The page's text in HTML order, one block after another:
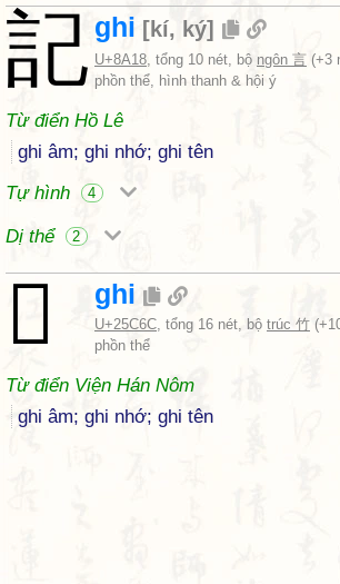
記 ghi [kí, ký]
U+8A18, tổng 10 nét, bộ ngôn 言 (+3
phồn thể, hình thanh & hội ý
Từ điển Hồ Lê
ghi âm; ghi nhớ; ghi tên
Tự hình
4
Dị thể 2
𥱬 ghi
U+25C6C, tổng 16 nét, bộ trúc 竹
phồn thể
Từ điển Viện Hán Nôm
ghi âm; ghi nhớ; ghi tên